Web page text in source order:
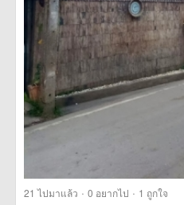
21 ไปมาแล้ว · 0 อยากไป · 1 ถูกใจ